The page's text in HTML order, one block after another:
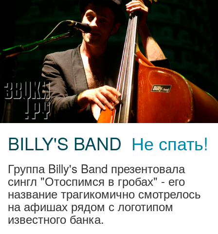
BILLY'S BAND Не спать!
Группа Billy's Band презентовала
сингл "Отоспимся в гробах" - его
название трагикомично смотрелось
на афишах рядом с логотипом
известного банка.